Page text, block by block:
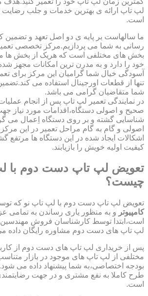
لپ تاپ ارائه ی بهترین خدمات و جلب
است.
ما سالهاست بر پایه ی دو اصل تعهد و
رسانی به شما می پردازیم.مرکز تخصصی
بخش های مختلفی است که هریک از بخش ها
خود را دارد و به مدرن ترین امکانات مجهز
آسودگی خیال شما گرامیان این مرکز برای
تنها از قطعات اورجینال استفاده می
شما متقاضیان گرامی می باشد.
در نمایندگی تعمیر لپ تاپ پس از انجام
صحیح و اصولی دستگاه،اقدامات مورد نیاز
شناسایی گشته و بر روی دستگاه اِعمال می
اصولی و گام به گام مراحل تعمیر در این
اشکالات ایجاد شده در این دستگاه ها مرتفع
کیفیت اولیه خویش را بازیابند.
تعویض لپ تاپ دست دوم با
چیست؟
تعویض لپ تاپ دست دوم با لپ تاپ نو که
کامپیوتر و به منظور یاری رساندن به تمامی
است،ابتدا توسط کارشناسان فروش مهندسین
لپ تاپ های دست دوم مشاوره رایگان داده
پس از خریداری لپ تاپ های دست دوم از
مختلفی از لپ تاپ های موجود در بازار متناسب
بودجه اختصاصی،به شما پیشنهاد داده می
طرح کاملا به نفع مشتری و در جهت
است.